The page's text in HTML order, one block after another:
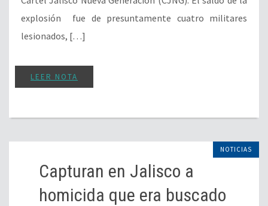
explosión fue de presuntamente cuatro militares
lesionados, […]
LEER NOTA
NOTICIAS
Capturan en Jalisco a
homicida que era buscado